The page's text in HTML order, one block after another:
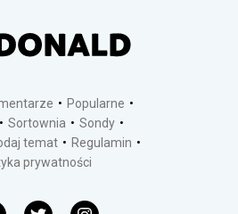
Popularne
Sortownia
Sondy
temat
Regulamin
prywatności